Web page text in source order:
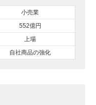
小売業
552億円
上場
自社商品の強化